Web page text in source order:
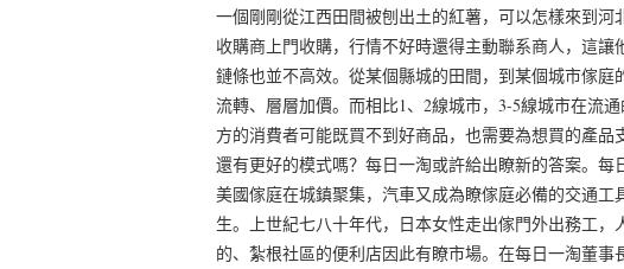
一個剛剛從江西田間被刨出土的紅薯，可以怎樣來到
收購商上門收購，行情不好時還得主動聯系商人，這
鏈條也並不高效。從某個縣城的田間，到某個城市傢
流轉、層層加價。而相比1、2線城市，3-5線城市在流
方的消費者可能既買不到好商品，也需要為想買的產
還有更好的模式嗎？每日一淘或許給出瞭新的答案。
美國傢庭在城鎮聚集，汽車又成為瞭傢庭必備的交通
生。上世紀七八十年代，日本女性走出傢門外出務工
的、紮根社區的便利店因此有瞭市場。在每日一淘董